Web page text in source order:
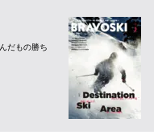
だもの勝ち